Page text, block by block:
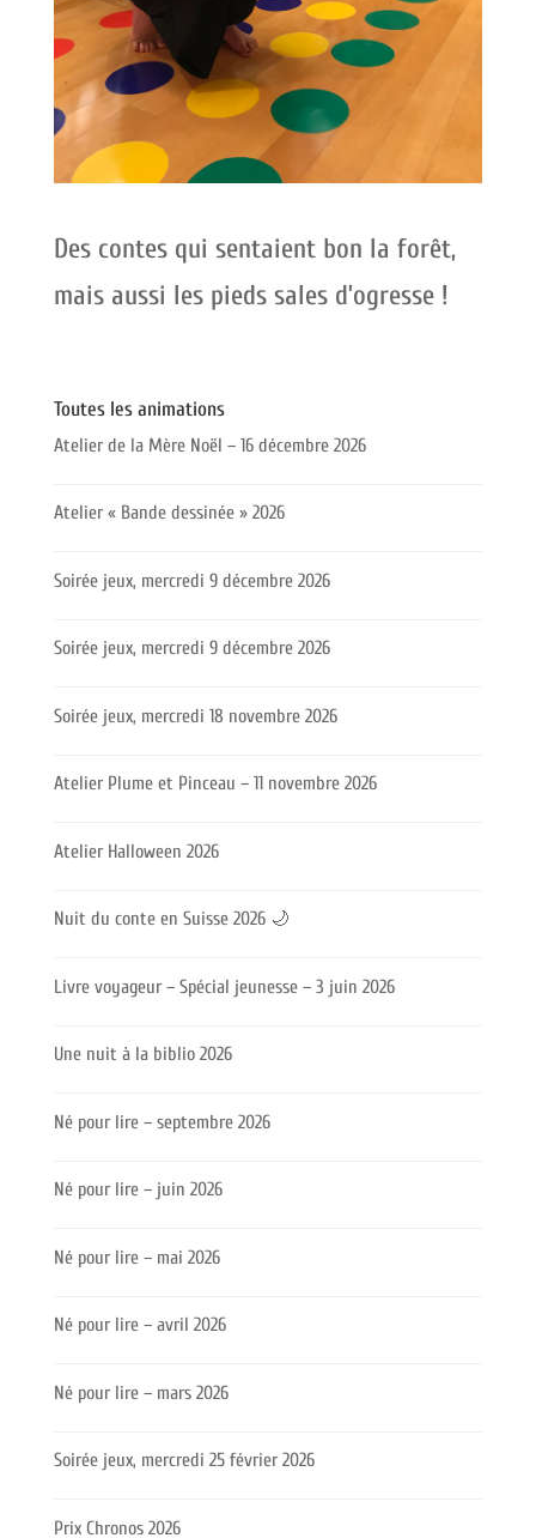
Des contes qui sentaient bon la forêt,
mais aussi les pieds sales d’ogresse !
Toutes les animations
Atelier de la Mère Noël – 16 décembre 2026
Atelier « Bande dessinée » 2026
Soirée jeux, mercredi 9 décembre 2026
Soirée jeux, mercredi 9 décembre 2026
Soirée jeux, mercredi 18 novembre 2026
Atelier Plume et Pinceau – 11 novembre 2026
Atelier Halloween 2026
Nuit du conte en Suisse 2026 🌙
Livre voyageur – Spécial jeunesse – 3 juin 2026
Une nuit à la biblio 2026
Né pour lire – septembre 2026
Né pour lire – juin 2026
Né pour lire – mai 2026
Né pour lire – avril 2026
Né pour lire – mars 2026
Soirée jeux, mercredi 25 février 2026
Prix Chronos 2026